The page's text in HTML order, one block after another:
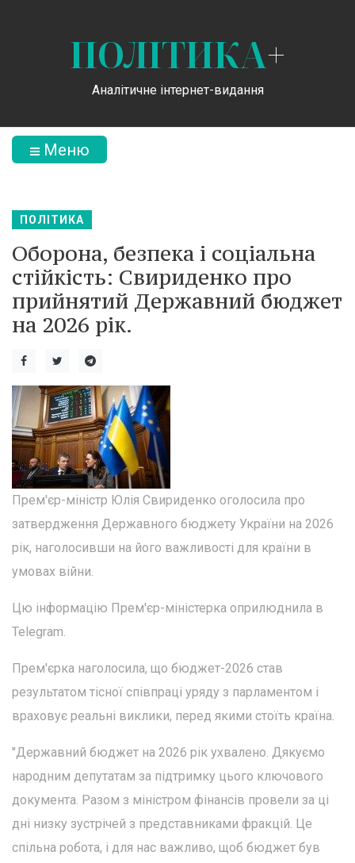
ПОЛІТИКА+
Аналітичне інтернет-видання
Меню
ПОЛІТИКА
Оборона, безпека і соціальна
стійкість: Свириденко про
прийнятий Державний бюджет
на 2026 рік.
Прем'єр-міністр Юлія Свириденко оголосила про
затвердження Державного бюджету України на 2026
рік, наголосивши на його важливості для країни в
умовах війни.
Цю інформацію Прем'єр-міністерка оприлюднила в
Telegram.
Прем'єрка наголосила, що бюджет-2026 став
результатом тісної співпраці уряду з парламентом і
враховує реальні виклики, перед якими стоїть країна.
"Державний бюджет на 2026 рік ухвалено. Дякуємо
народним депутатам за підтримку цього ключового
документа. Разом з міністром фінансів провели за ці
дні низку зустрічей з представниками фракцій. Це
спільна робота, і для нас важливо, щоб бюджет був